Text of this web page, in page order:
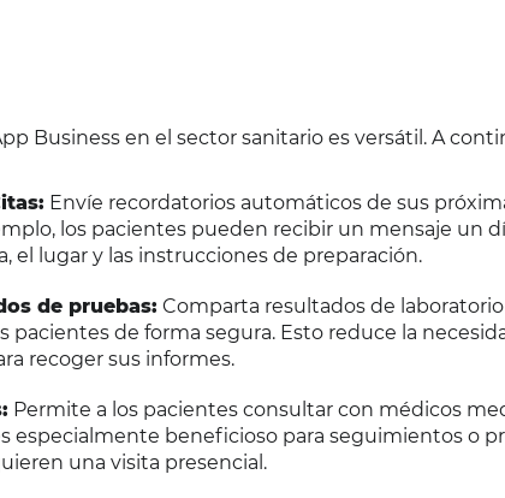
Business en el sector sanitario es versátil. A
Envíe recordatorios automáticos de sus
los pacientes pueden recibir un mensaje un
el lugar y las instrucciones de preparación.
de pruebas: Comparta resultados de
pacientes de forma segura. Esto reduce la
recoger sus informes.
Permite a los pacientes consultar con médicos
especialmente beneficioso para seguimientos o
una visita presencial.